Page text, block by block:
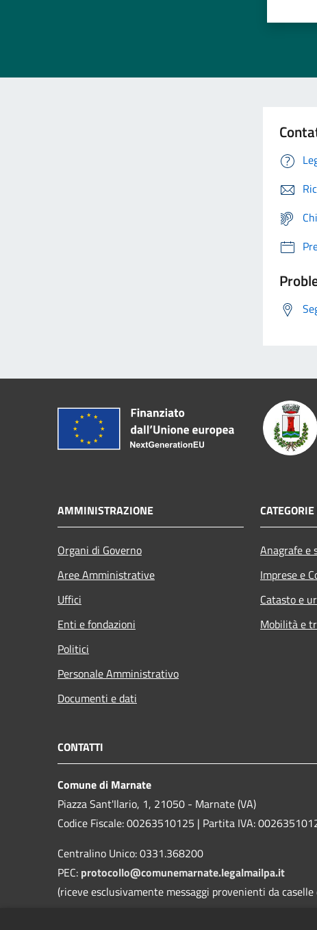
AMMINISTRAZIONE
Organi di Governo
Aree Amministrative
Uffici
Enti e fondazioni
Politici
Personale Amministrativo
Documenti e dati
Anagrafe e
Imprese e
Catasto e
Mobilità e
CONTATTI
Comune di Marnate
Piazza Sant'Ilario, 1, 21050 - Marnate (VA)
Codice Fiscale: 00263510125 | Partita IVA:
Centralino Unico: 0331.368200
PEC: protocollo@comunemarnate.legalmailpa.it
(riceve esclusivamente messaggi provenienti da